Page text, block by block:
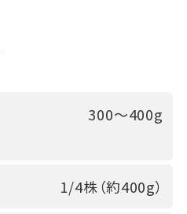
300～400g
1/4株（約400g）